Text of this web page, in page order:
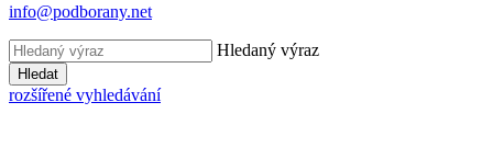
info@podborany.net
Hledaný výraz
Hledat
rozšířené vyhledávání